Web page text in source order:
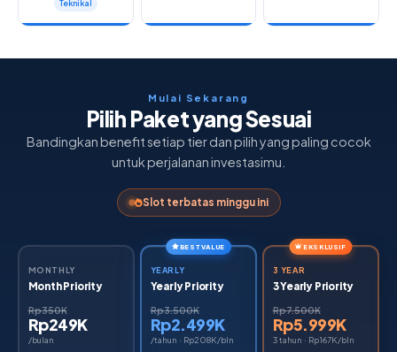
Teknikal
Mulai Sekarang
Pilih Paket yang Sesuai
Bandingkan benefit setiap tier dan pilih yang paling cocok
untuk perjalanan investasimu.
Slot terbatas minggu ini
MONTHLY
Month Priority
Rp350K
Rp249K
/bulan
BEST VALUE
YEARLY
Yearly Priority
Rp3.500K
Rp2.499K
/tahun · Rp208K/bln
EKSKLUSIF
3 YEAR
3 Yearly Priority
Rp7.500K
Rp5.999K
3 tahun · Rp167K/bln